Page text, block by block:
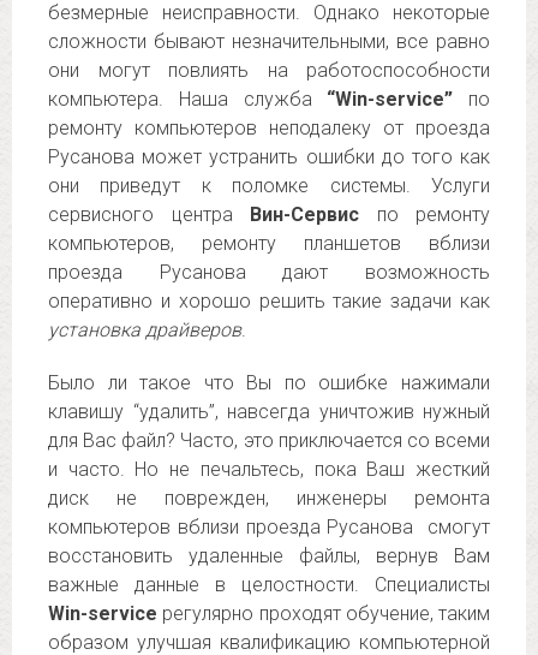
безмерные неисправности. Однако некоторые
сложности бывают незначительными, все равно
они могут повлиять на работоспособности
компьютера. Наша служба “Win-service” по
ремонту компьютеров неподалеку от проезда
Русанова может устранить ошибки до того как
они приведут к поломке системы. Услуги
сервисного центра Вин-Сервис по ремонту
компьютеров, ремонту планшетов вблизи
проезда Русанова дают возможность
оперативно и хорошо решить такие задачи как
установка драйверов.
Было ли такое что Вы по ошибке нажимали
клавишу “удалить”, навсегда уничтожив нужный
для Вас файл? Часто, это приключается со всеми
и часто. Но не печальтесь, пока Ваш жесткий
диск не поврежден, инженеры ремонта
компьютеров вблизи проезда Русанова смогут
восстановить удаленные файлы, вернув Вам
важные данные в целостности. Специалисты
Win-service регулярно проходят обучение, таким
образом улучшая квалификацию компьютерной